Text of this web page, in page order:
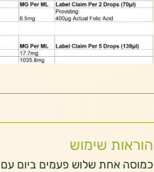
הוראות שימוש
כמוסה אחת שלוש פעמים ביום